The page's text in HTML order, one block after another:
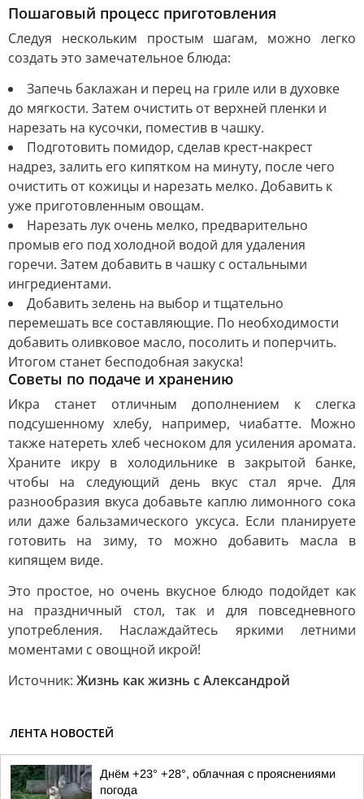
Пошаговый процесс приготовления
Следуя нескольким простым шагам, можно легко
создать это замечательное блюда:
Запечь баклажан и перец на гриле или в духовке
до мягкости. Затем очистить от верхней пленки и
нарезать на кусочки, поместив в чашку.
Подготовить помидор, сделав крест-накрест
надрез, залить его кипятком на минуту, после чего
очистить от кожицы и нарезать мелко. Добавить к
уже приготовленным овощам.
Нарезать лук очень мелко, предварительно
промыв его под холодной водой для удаления
горечи. Затем добавить в чашку с остальными
ингредиентами.
Добавить зелень на выбор и тщательно
перемешать все составляющие. По необходимости
добавить оливковое масло, посолить и поперчить.
Итогом станет бесподобная закуска!
Советы по подаче и хранению
Икра станет отличным дополнением к слегка
подсушенному хлебу, например, чиабатте. Можно
также натереть хлеб чесноком для усиления аромата.
Храните икру в холодильнике в закрытой банке,
чтобы на следующий день вкус стал ярче. Для
разнообразия вкуса добавьте каплю лимонного сока
или даже бальзамического уксуса. Если планируете
готовить на зиму, то можно добавить масла в
кипящем виде.
Это простое, но очень вкусное блюдо подойдет как
на праздничный стол, так и для повседневного
употребления. Наслаждайтесь яркими летними
моментами с овощной икрой!
Источник: Жизнь как жизнь с Александрой
ЛЕНТА НОВОСТЕЙ
Днём +23° +28°, облачная с прояснениями
погода